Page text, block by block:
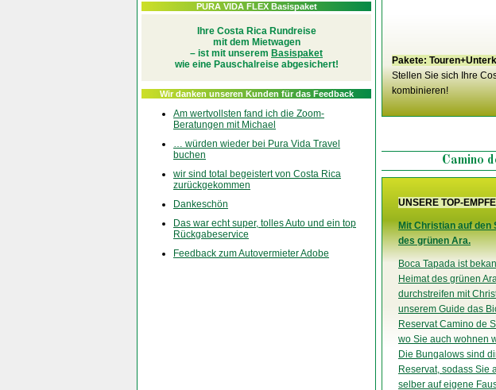
Pakete:
Stellen Sie sich Ihre
kombinieren!
Camino
UNSERE TOP-
Mit Christian auf den
des grünen Ara.
Boca Tapada ist
Heimat des grünen
durchstreifen mit
unserem Guide das
Reservat Camino de
wo Sie auch wohnen
Die Bungalows sind
Reservat, sodass Sie
selber auf eigene
PURA VIDA FLEX Basispaket
Ihre Costa Rica Rundreise
mit dem Mietwagen
– ist mit unserem Basispaket
wie eine Pauschalreise abgesichert!
Wir danken unseren Kunden für das Feedback
Am wertvollsten fand ich die Zoom-
Beratungen mit Michael
… würden wieder bei Pura Vida Travel
buchen
wir sind total begeistert von Costa Rica
zurückgekommen
Dankeschön
Das war echt super, tolles Auto und ein top
Rückgabeservice
Feedback zum Autovermieter Adobe